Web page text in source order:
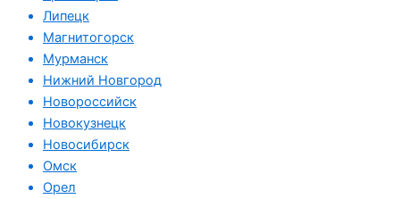
Липецк
Магнитогорск
Мурманск
Нижний Новгород
Новороссийск
Новокузнецк
Новосибирск
Омск
Орел